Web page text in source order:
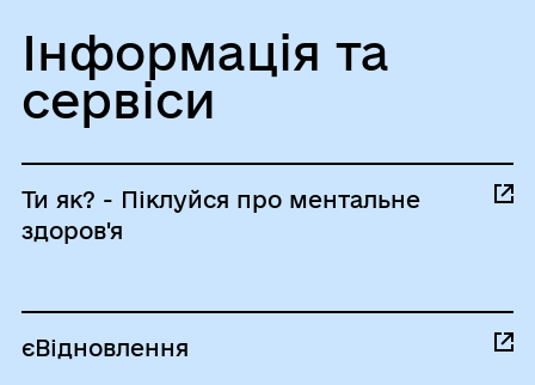
Інформація та
сервіси
Ти як? - Піклуйся про ментальне
здоров'я
єВідновлення